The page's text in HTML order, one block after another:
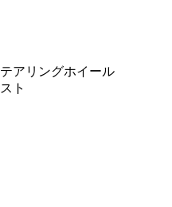
アリングホイール
ト